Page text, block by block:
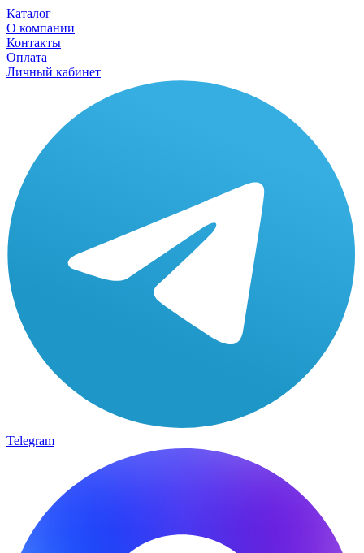
Каталог
О компании
Контакты
Оплата
Личный кабинет
Telegram